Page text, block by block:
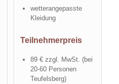
wetterangepasste
Kleidung
Teilnehmerpreis
89 € zzgl. MwSt. (bei
20-60 Personen
Teufelsberg)